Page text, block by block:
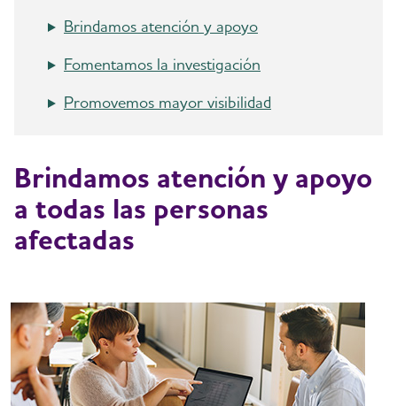
Brindamos atención y apoyo
Fomentamos la investigación
Promovemos mayor visibilidad
Brindamos atención y apoyo
a todas las personas
afectadas